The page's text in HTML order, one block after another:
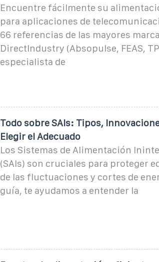
Encuentre fácilmente su
para aplicaciones de
66 referencias de las mayores
DirectIndustry (Absopulse, FEAS,
especialista de
Todo sobre SAIs: Tipos,
Elegir el Adecuado
Los Sistemas de Alimentación
(SAIs) son cruciales para proteger
de las fluctuaciones y cortes de
guía, te ayudamos a entender la